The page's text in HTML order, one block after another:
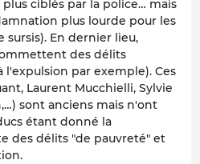
ciblés par la police… mais
plus lourde pour les
En dernier lieu,
des délits
l'expulsion par exemple). Ces
Laurent Mucchielli, Sylvie
sont anciens mais n'ont
étant donné la
des délits "de pauvreté" et